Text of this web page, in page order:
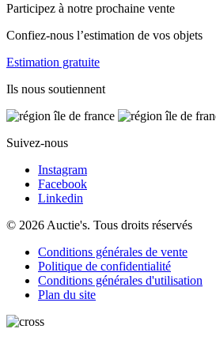
Participez à notre prochaine vente
Confiez-nous l’estimation de vos objets
Estimation gratuite
Ils nous soutiennent
Suivez-nous
Instagram
Facebook
Linkedin
© 2026 Auctie's. Tous droits réservés
Conditions générales de vente
Politique de confidentialité
Conditions générales d'utilisation
Plan du site